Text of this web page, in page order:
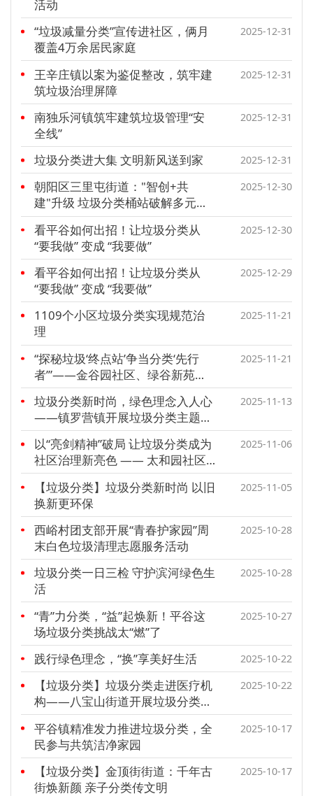
活动
“垃圾减量分类”宣传进社区，俩月
覆盖4万余居民家庭
2025-12-31
王辛庄镇以案为鉴促整改，筑牢建
筑垃圾治理屏障
2025-12-31
南独乐河镇筑牢建筑垃圾管理“安
全线”
2025-12-31
垃圾分类进大集 文明新风送到家 2025-12-31
朝阳区三里屯街道："智创+共
建"升级 垃圾分类桶站破解多元场
景治理难题
2025-12-30
看平谷如何出招！让垃圾分类从
“要我做” 变成 “我要做”
2025-12-30
看平谷如何出招！让垃圾分类从
“要我做” 变成 “我要做”
2025-12-29
1109个小区垃圾分类实现规范治
理
2025-11-21
“探秘垃圾‘终点站’争当分类‘先行
者’”——金谷园社区、绿谷新苑社
区联合开展垃圾分类实地研学活动
2025-11-21
垃圾分类新时尚，绿色理念入人心
——镇罗营镇开展垃圾分类主题宣
传活动
2025-11-13
以“亮剑精神”破局 让垃圾分类成为
社区治理新亮色 —— 太和园社区
召开垃圾分类工作推进会
2025-11-06
【垃圾分类】垃圾分类新时尚 以旧
换新更环保
2025-11-05
西峪村团支部开展“青春护家园”周
末白色垃圾清理志愿服务活动
2025-10-28
垃圾分类一日三检 守护滨河绿色生
活
2025-10-28
“青”力分类，“益”起焕新！平谷这
场垃圾分类挑战太“燃”了
2025-10-27
践行绿色理念，“换”享美好生活 2025-10-22
【垃圾分类】垃圾分类走进医疗机
构——八宝山街道开展垃圾分类宣
传活动
2025-10-22
平谷镇精准发力推进垃圾分类，全
民参与共筑洁净家园
2025-10-17
【垃圾分类】金顶街街道：千年古
街焕新颜 亲子分类传文明
2025-10-17